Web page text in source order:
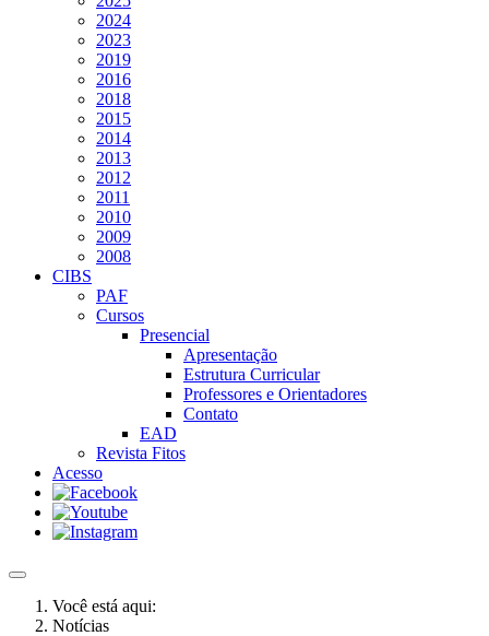
2024
2023
2019
2016
2018
2015
2014
2013
2012
2011
2010
2009
2008
CIBS
PAF
Cursos
Presencial
Apresentação
Estrutura Curricular
Professores e Orientadores
Contato
EAD
Revista Fitos
Acesso
Você está aqui:
Notícias